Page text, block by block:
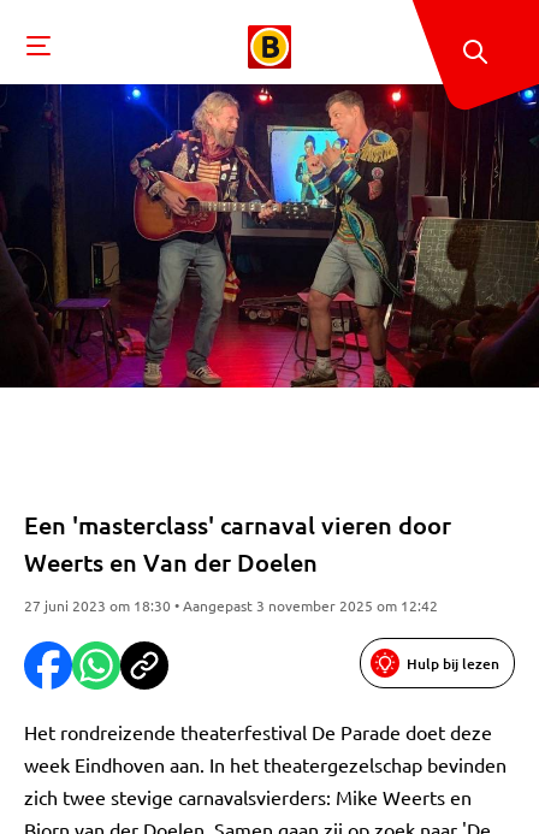
Een 'masterclass' carnaval vieren door
Weerts en Van der Doelen
27 juni 2023 om 18:30 • Aangepast 3 november 2025 om 12:42
Hulp bij lezen
Het rondreizende theaterfestival De Parade doet deze
week Eindhoven aan. In het theatergezelschap bevinden
zich twee stevige carnavalsvierders: Mike Weerts en
Bjorn van der Doelen. Samen gaan zij op zoek naar 'De